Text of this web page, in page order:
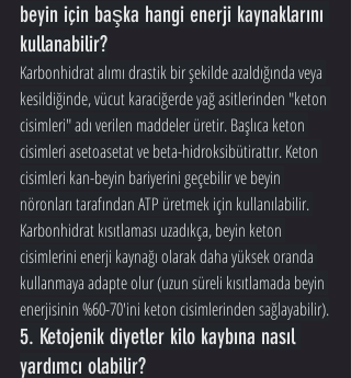
beyin için başka hangi enerji kaynaklarını
kullanabilir?
Karbonhidrat alımı drastik bir şekilde azaldığında veya
kesildiğinde, vücut karaciğerde yağ asitlerinden "keton
cisimleri" adı verilen maddeler üretir. Başlıca keton
cisimleri asetoasetat ve beta-hidroksibütirattır. Keton
cisimleri kan-beyin bariyerini geçebilir ve beyin
nöronları tarafından ATP üretmek için kullanılabilir.
Karbonhidrat kısıtlaması uzadıkça, beyin keton
cisimlerini enerji kaynağı olarak daha yüksek oranda
kullanmaya adapte olur (uzun süreli kısıtlamada beyin
enerjisinin %60-70'ini keton cisimlerinden sağlayabilir).
5. Ketojenik diyetler kilo kaybına nasıl
yardımcı olabilir?